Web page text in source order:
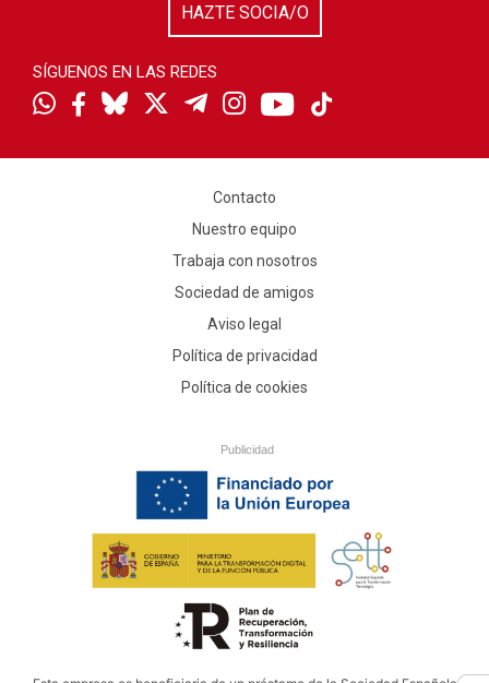
HAZTE SOCIA/O
SÍGUENOS EN LAS REDES
Contacto
Nuestro equipo
Trabaja con nosotros
Sociedad de amigos
Aviso legal
Política de privacidad
Política de cookies
Publicidad